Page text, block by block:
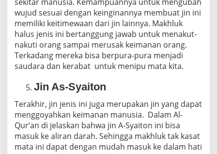
wujud sesuai dengan keinginannya membuat jin ini
memiliki keitimewaan dari jin lainnya. Makhluk
halus jenis ini bertanggung jawab untuk menakut-
nakuti orang sampai merusak keimanan orang.
Terkadang mereka bisa berpura-pura menjadi
saudara dan kerabat untuk menipu mata kita.
Jin As-Syaiton
Terakhir, jin jenis ini juga merupakan jin yang dapat
menggoyahkan keimanan manusia. Dalam Al-
Qur’an di jelaskan bahwa jin A-Syaiton ini bisa
masuk ke aliran darah. Sehingga makhluk tak kasat
mata ini dapat dengan mudah masuk ke dalam hati